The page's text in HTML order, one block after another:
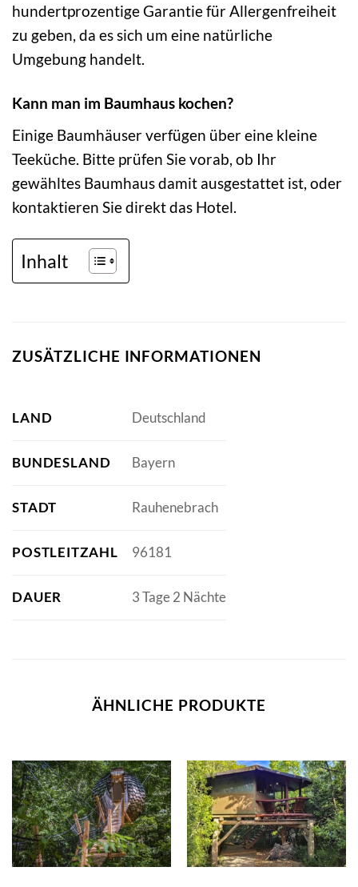
hundertprozentige Garantie für Allergenfreiheit
zu geben, da es sich um eine natürliche
Umgebung handelt.
Kann man im Baumhaus kochen?
Einige Baumhäuser verfügen über eine kleine
Teeküche. Bitte prüfen Sie vorab, ob Ihr
gewähltes Baumhaus damit ausgestattet ist, oder
kontaktieren Sie direkt das Hotel.
Inhalt
ZUSÄTZLICHE INFORMATIONEN
LAND Deutschland
BUNDESLAND Bayern
STADT Rauhenebrach
POSTLEITZAHL 96181
DAUER 3 Tage 2 Nächte
ÄHNLICHE PRODUKTE